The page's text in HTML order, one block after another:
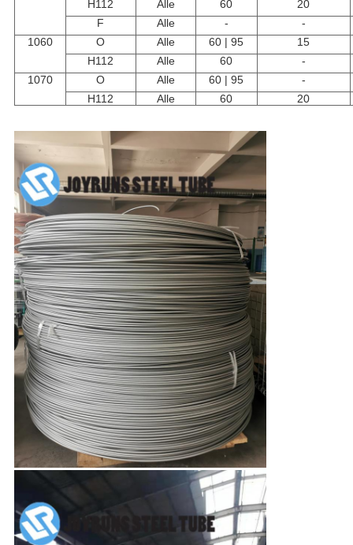
H112 Alle 60
20
F
Alle -
-
1060
O Alle 60 | 95
15
H112
Alle 60
-
1070
O Alle 60 | 95
-
H112
Alle 60 20